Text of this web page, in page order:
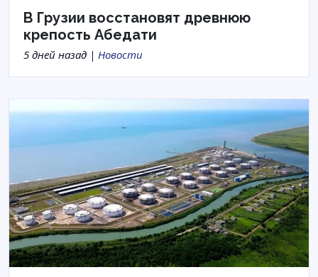
В Грузии восстановят древнюю
крепость Абедати
5 дней назад | Новости